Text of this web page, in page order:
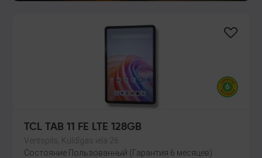
TCL TAB 11 FE LTE 128GB
Ventspils, Kuldīgas iela 26
Состояние Пользованный (Гарантия 6 месяцев)